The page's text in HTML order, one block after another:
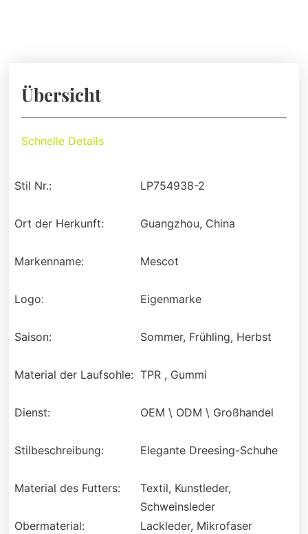
Übersicht
Schnelle Details
Stil Nr.: LP754938-2
Ort der Herkunft: Guangzhou, China
Markenname: Mescot
Logo: Eigenmarke
Saison: Sommer, Frühling, Herbst
Material der Laufsohle: TPR , Gummi
Dienst: OEM \ ODM \ Großhandel
Stilbeschreibung: Elegante Dreesing-Schuhe
Material des Futters:
Textil, Kunstleder,
Schweinsleder
Obermaterial:
Lackleder, Mikrofaser